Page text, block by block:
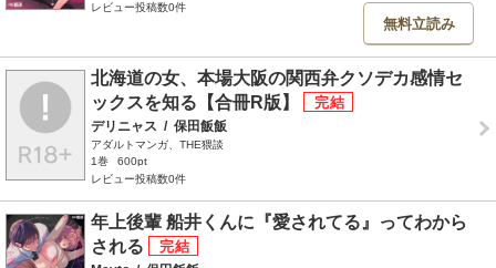
レビュー投稿数0件
無料立読み
北海道の女、本場大阪の関西弁クソデカ感情セ
ックスを知る【合冊R版】
デリニャス / 保田飯飯
アダルトマンガ、THE猥談
1巻
600pt
レビュー投稿数0件
年上後輩 船井くんに『愛されてる』ってわから
される